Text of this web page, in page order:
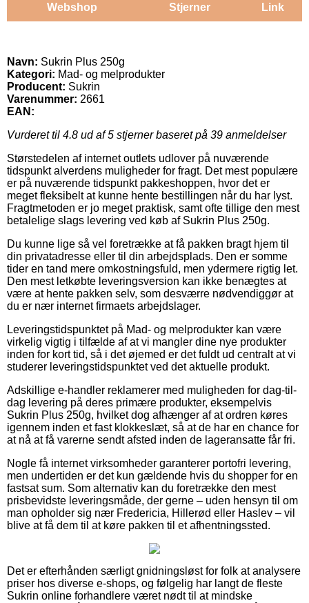
Webshop Stjerner Link
Navn: Sukrin Plus 250g
Kategori: Mad- og melprodukter
Producent: Sukrin
Varenummer: 2661
EAN:
Vurderet til 4.8 ud af 5 stjerner baseret på 39 anmeldelser
Størstedelen af internet outlets udlover på nuværende
tidspunkt alverdens muligheder for fragt. Det mest populære
er på nuværende tidspunkt pakkeshoppen, hvor det er
meget fleksibelt at kunne hente bestillingen når du har lyst.
Fragtmetoden er jo meget praktisk, samt ofte tillige den mest
betalelige slags levering ved køb af Sukrin Plus 250g.
Du kunne lige så vel foretrække at få pakken bragt hjem til
din privatadresse eller til din arbejdsplads. Den er somme
tider en tand mere omkostningsfuld, men ydermere rigtig let.
Den mest letkøbte leveringsversion kan ikke benægtes at
være at hente pakken selv, som desværre nødvendiggør at
du er nær internet firmaets arbejdslager.
Leveringstidspunktet på Mad- og melprodukter kan være
virkelig vigtig i tilfælde af at vi mangler dine nye produkter
inden for kort tid, så i det øjemed er det fuldt ud centralt at vi
studerer leveringstidspunktet ved det aktuelle produkt.
Adskillige e-handler reklamerer med muligheden for dag-til-
dag levering på deres primære produkter, eksempelvis
Sukrin Plus 250g, hvilket dog afhænger af at ordren køres
igennem inden et fast klokkeslæt, så at de har en chance for
at nå at få varerne sendt afsted inden de lageransatte får fri.
Nogle få internet virksomheder garanterer portofri levering,
men undertiden er det kun gældende hvis du shopper for en
fastsat sum. Som alternativ kan du foretrække den mest
prisbevidste leveringsmåde, der gerne – uden hensyn til om
man opholder sig nær Fredericia, Hillerød eller Haslev – vil
blive at få dem til at køre pakken til et afhentningssted.
Det er efterhånden særligt gnidningsløst for folk at analysere
priser hos diverse e-shops, og følgelig har langt de fleste
Sukrin online forhandlere været nødt til at mindske